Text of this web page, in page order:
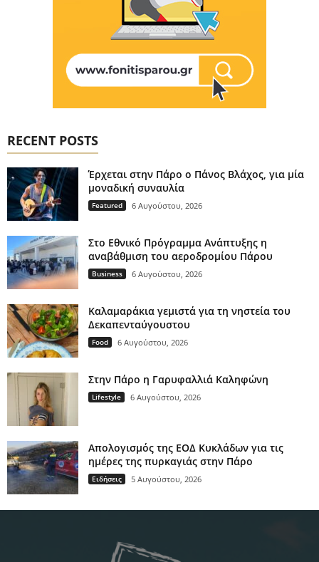
RECENT POSTS
Έρχεται στην Πάρο ο Πάνος Βλάχος, για μία
μοναδική συναυλία
Featured 6 Αυγούστου, 2026
Στο Εθνικό Πρόγραμμα Ανάπτυξης η
αναβάθμιση του αεροδρομίου Πάρου
Business 6 Αυγούστου, 2026
Καλαμαράκια γεμιστά για τη νηστεία του
Δεκαπενταύγουστου
Food 6 Αυγούστου, 2026
Στην Πάρο η Γαρυφαλλιά Καληφώνη
Lifestyle 6 Αυγούστου, 2026
Απολογισμός της ΕΟΔ Κυκλάδων για τις
ημέρες της πυρκαγιάς στην Πάρο
Ειδήσεις 5 Αυγούστου, 2026